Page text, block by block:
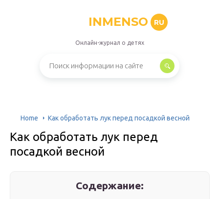
INMENSO RU
Онлайн-журнал о детях
Home Как обработать лук перед посадкой весной
Как обработать лук перед
посадкой весной
Содержание: